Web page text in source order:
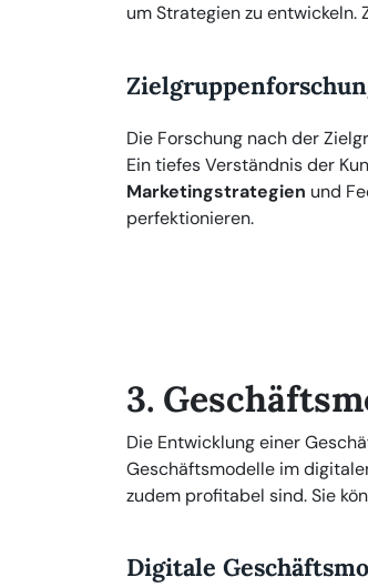
um Strategien zu entwickeln.
Die Forschung nach der
Ein tiefes Verständnis der
Marketingstrategien und
perfektionieren.
3.
Die Entwicklung einer
Geschäftsmodelle im
zudem profitabel sind. Sie
Digitale